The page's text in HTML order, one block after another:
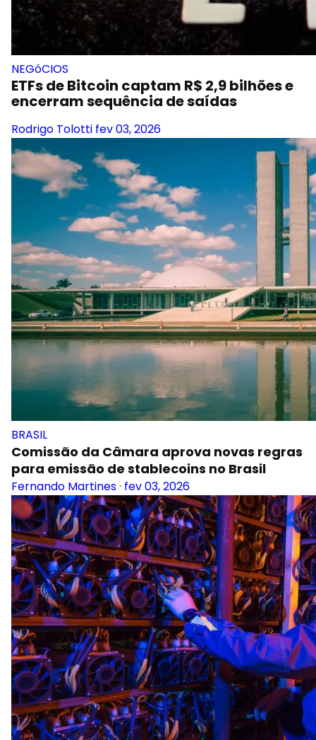
NEGóCIOS
ETFs de Bitcoin captam R$ 2,9 bilhões e
encerram sequência de saídas
Rodrigo Tolotti fev 03, 2026
BRASIL
Comissão da Câmara aprova novas regras
para emissão de stablecoins no Brasil
Fernando Martines· fev 03, 2026